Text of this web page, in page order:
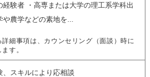
経験者 ・高専または大学の理工系学科出
や農学などの素地を...
細事項は、カウンセリング（面談）時に
す。
スキルにより応相談